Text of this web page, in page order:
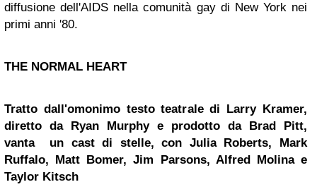
diffusione dell'AIDS nella comunità gay di New York nei
primi anni '80.
THE NORMAL HEART
Tratto dall'omonimo testo teatrale di Larry Kramer,
diretto da Ryan Murphy e prodotto da Brad Pitt,
vanta un cast di stelle, con Julia Roberts, Mark
Ruffalo, Matt Bomer, Jim Parsons, Alfred Molina e
Taylor Kitsch